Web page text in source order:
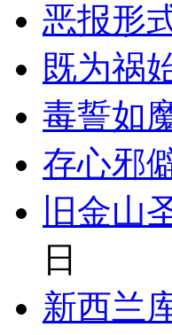
恶报形
既为祸
毒誓如
存心邪
旧金山
日
新西兰